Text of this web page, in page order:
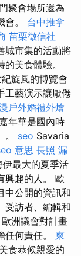
聚會場所還為
會。 台中推拿
苗栗徵信社
城市集的活動將
美食體驗。
旋風的博覽會
工藝演示讓厭倦
戶外婚禮外燴
年華是國內時
。 seo Savaria
意思 長照 漏
最大的夏季活
興趣的人。 歐
中公開的資訊和
受訪者、編輯和
歐洲議會對計畫
任何責任。 柬
食恭候親愛的